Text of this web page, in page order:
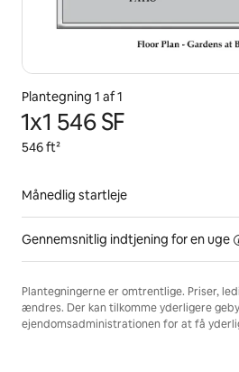
Plantegning 1 af 1
1x1 546 SF
546 ft²
Månedlig startleje
Gennemsnitlig indtjening foren uge
Plantegningerne er omtrentlige. Priser,
ændres. Der kan tilkomme yderligere
ejendomsadministrationen for at få